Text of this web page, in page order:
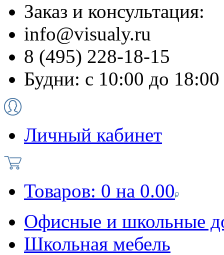
Заказ и консультация:
info@visualy.ru
8 (495) 228-18-15
Будни: с 10:00 до 18:00
Личный кабинет
Товаров: 0 на 0.00
Офисные и школьные
Школьная мебель